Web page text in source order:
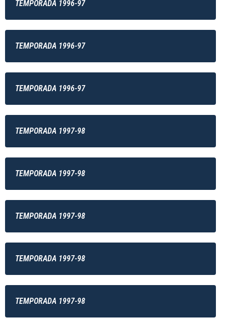
TEMPORADA 1996-97
TEMPORADA 1996-97
TEMPORADA 1996-97
TEMPORADA 1997-98
TEMPORADA 1997-98
TEMPORADA 1997-98
TEMPORADA 1997-98
TEMPORADA 1997-98